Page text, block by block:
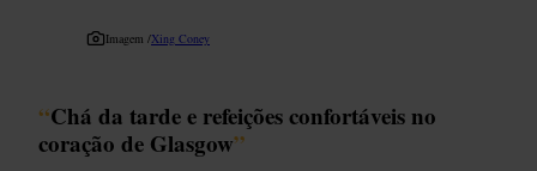
Imagem /Xing Coney
“Chá da tarde e refeições confortáveis no
coração de Glasgow”